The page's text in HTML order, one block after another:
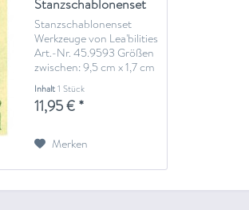
Stanzschablonenset
Werkzeuge 45.9593
Stanzschablonenset
Werkzeuge von Lea'bilities
Art.-Nr. 45.9593 Größen
zwischen: 9,5 cm x 1,7 cm
und 4,5 cm x 1,4 cm zum
Stanzen wird eine Stanz-
und Prägemaschine
ähnliches)
Inhalt1 Stück
11,95 € *
Merken